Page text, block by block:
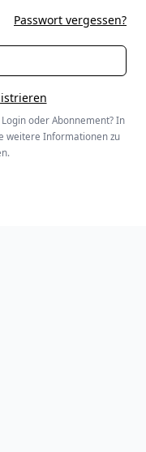
Passwort vergessen?
oder Abonnement? In
weitere Informationen zu